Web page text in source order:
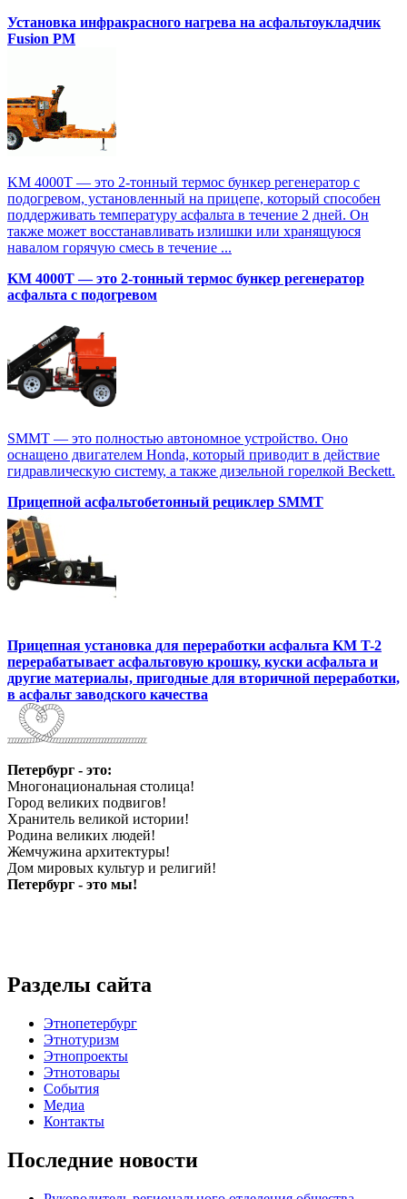
Установка инфракрасного нагрева на асфальтоукладчик
Fusion PM
KM 4000T — это 2-тонный термос бункер регенератор с
подогревом, установленный на прицепе, который способен
поддерживать температуру асфальта в течение 2 дней. Он
также может восстанавливать излишки или хранящуюся
навалом горячую смесь в течение ...
KM 4000T — это 2-тонный термос бункер регенератор
асфальта с подогревом
SMMT — это полностью автономное устройство. Оно
оснащено двигателем Honda, который приводит в действие
гидравлическую систему, а также дизельной горелкой Beckett.
Прицепной асфальтобетонный рециклер SMMT
Прицепная установка для переработки асфальта KM T-2
перерабатывает асфальтовую крошку, куски асфальта и
другие материалы, пригодные для вторичной переработки,
в асфальт заводского качества
Петербург - это:
Многонациональная столица!
Город великих подвигов!
Хранитель великой истории!
Родина великих людей!
Жемчужина архитектуры!
Дом мировых культур и религий!
Петербург - это мы!
Разделы сайта
Этнопетербург
Этнотуризм
Этнопроекты
Этнотовары
События
Медиа
Контакты
Последние новости